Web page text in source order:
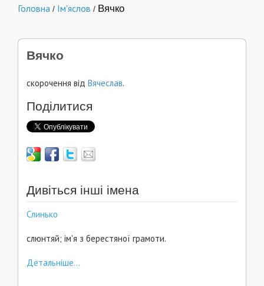
Головна / Ім'яслов / Вячко
Вячко
скорочення від Вячеслав.
Поділитися
Дивіться інші імена
Слинько
слюнтяй; ім'я з берестяної грамоти.
Детальніше...